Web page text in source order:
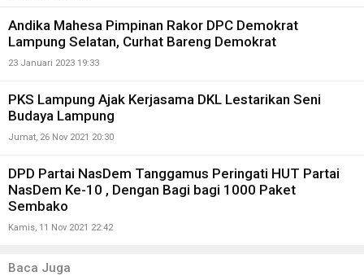
Andika Mahesa Pimpinan Rakor DPC Demokrat
Lampung Selatan, Curhat Bareng Demokrat
23 Januari 2023 19:33
PKS Lampung Ajak Kerjasama DKL Lestarikan Seni
Budaya Lampung
Jumat, 26 Nov 2021 20:30
DPD Partai NasDem Tanggamus Peringati HUT Partai
NasDem Ke-10 , Dengan Bagi bagi 1000 Paket
Sembako
Kamis, 11 Nov 2021 22:42
Baca Juga